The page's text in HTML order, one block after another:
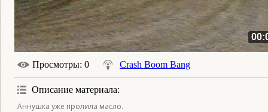
Просмотры: 0 Crash Boom Bang
Описание материала:
Аннушка уже пролила масло.